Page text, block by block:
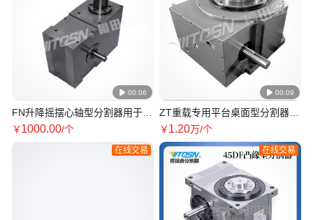
 00:06
FN升降摇摆心轴型分割器用于高
精度及高速度之料件夹取动作
￥1000.00/个
在线交易
 00:09
ZT重载专用平台桌面型分割器高
精度高速度无背隙
￥1.20万/个
在线交易